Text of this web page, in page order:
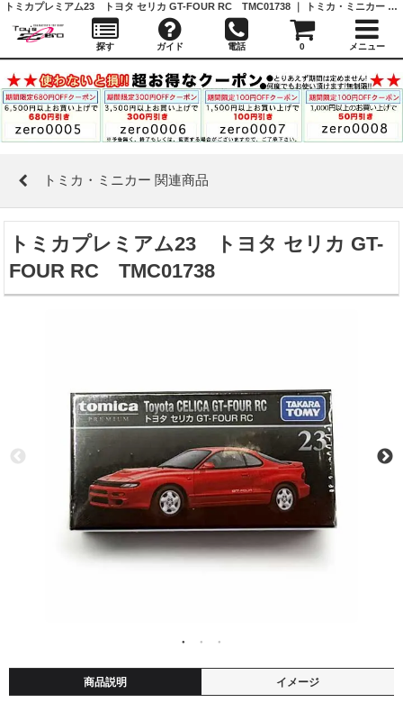
トミカ・ミニカー 関連商品
トミカプレミアム23 トヨタ セリカ GT-
FOUR RC TMC01738
商品説明 イメージ
トミカプレミアム23 トヨタ セリカ GT-FOUR RC TMC01738 ｜ トミカ・ミニカー 関連商品 ｜ガシャポン,フィギュア,トミカ,食玩,販売,通販,大阪,日本橋, 『Toy's Zero』 トイズゼロ
探す ガイド 電話 0 メニュー